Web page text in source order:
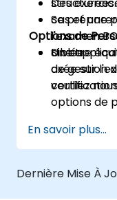
Se
l'examen
ciblée.
cas et une
l'examen.
Une
de gestion
Options de
Si votre
axée sur
veuillez
options de
En savoir plus...
Dernière Mise À